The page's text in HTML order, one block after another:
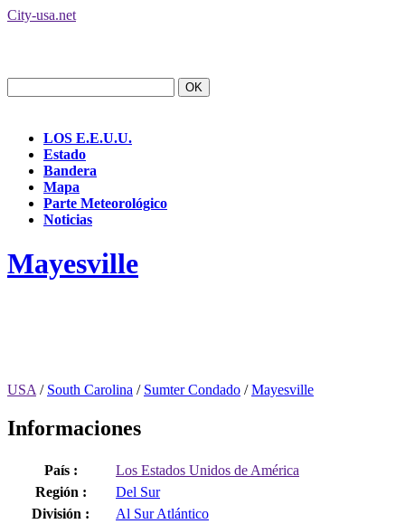
City-usa.net
LOS E.E.U.U.
Estado
Bandera
Mapa
Parte Meteorológico
Noticias
Mayesville
USA / South Carolina / Sumter Condado /Mayesville
Informaciones
País :
Los Estados Unidos de América
Región :
Del Sur
División :
Al Sur Atlántico